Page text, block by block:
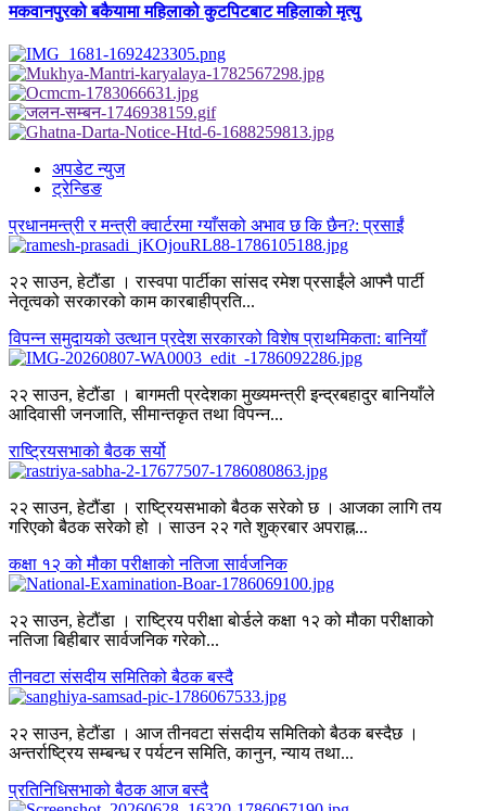
मकवानपुरको बकैयामा महिलाको कुटपिटबाट महिलाको मृत्यु
अपडेट न्युज
ट्रेन्डिङ
प्रधानमन्त्री र मन्त्री क्वार्टरमा ग्याँसको अभाव छ कि छैन?: प्रसाईं
२२ साउन, हेटौंडा । रास्वपा पार्टीका सांसद रमेश प्रसाईंले आफ्नै पार्टी
नेतृत्वको सरकारको काम कारबाहीप्रति...
विपन्न समुदायको उत्थान प्रदेश सरकारको विशेष प्राथमिकता: बानियाँ
२२ साउन, हेटौंडा । बागमती प्रदेशका मुख्यमन्त्री इन्द्रबहादुर बानियाँले
आदिवासी जनजाति, सीमान्तकृत तथा विपन्न...
राष्ट्रियसभाको बैठक सर्यो
२२ साउन, हेटौंडा । राष्ट्रियसभाको बैठक सरेको छ । आजका लागि तय
गरिएको बैठक सरेको हो । साउन २२ गते शुक्रबार अपराह्न...
कक्षा १२ को मौका परीक्षाको नतिजा सार्वजनिक
२२ साउन, हेटौंडा । राष्ट्रिय परीक्षा बोर्डले कक्षा १२ को मौका परीक्षाको
नतिजा बिहीबार सार्वजनिक गरेको...
तीनवटा संसदीय समितिको बैठक बस्दै
२२ साउन, हेटौंडा । आज तीनवटा संसदीय समितिको बैठक बस्दैछ ।
अन्तर्राष्ट्रिय सम्बन्ध र पर्यटन समिति, कानुन, न्याय तथा...
प्रतिनिधिसभाको बैठक आज बस्दै